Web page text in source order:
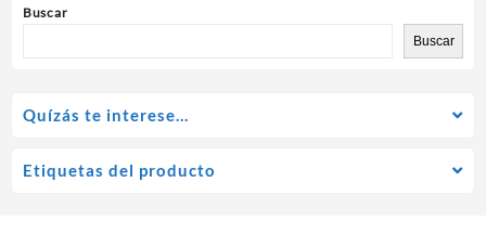
Buscar
Buscar
Quízás te interese…
Etiquetas del producto